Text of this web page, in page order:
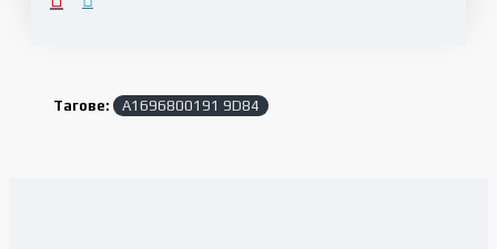
Тагове: A1696800191 9D84